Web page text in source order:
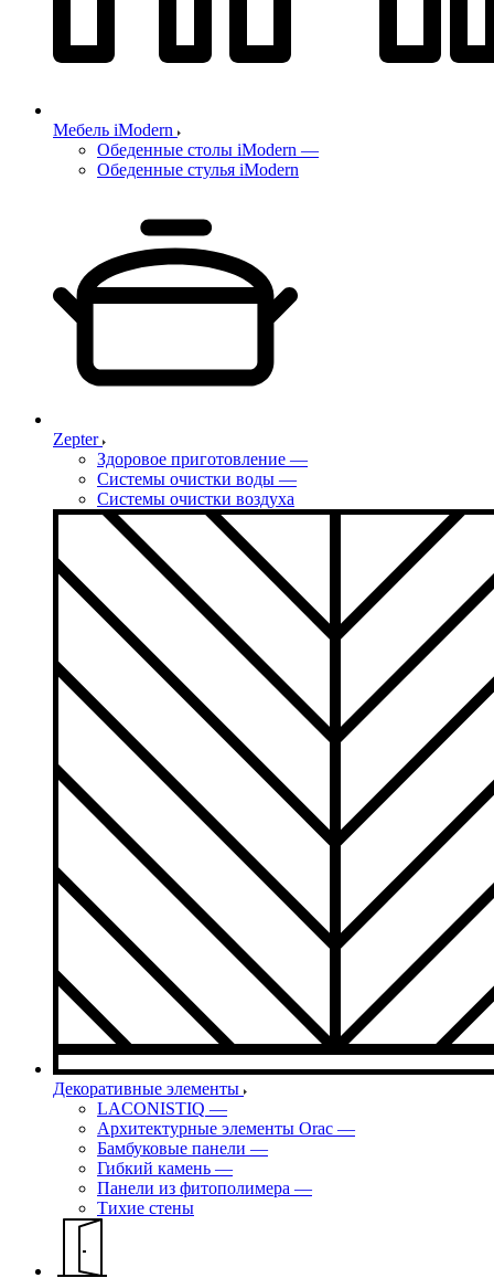
Мебель iModern
Обеденные столы iModern —
Обеденные стулья iModern
Zepter
Здоровое приготовление —
Системы очистки воды —
Системы очистки воздуха
Декоративные элементы
LACONISTIQ —
Архитектурные элементы Orac —
Бамбуковые панели —
Гибкий камень —
Панели из фитополимера —
Тихие стены